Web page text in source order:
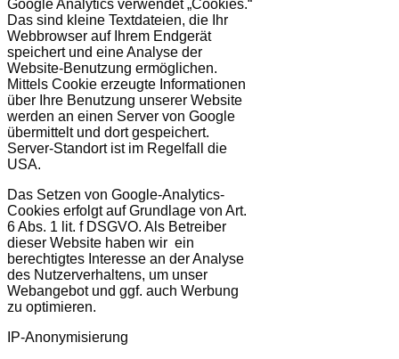
Google Analytics verwendet „Cookies.“
Das sind kleine Textdateien, die Ihr
Webbrowser auf Ihrem Endgerät
speichert und eine Analyse der
Website-Benutzung ermöglichen.
Mittels Cookie erzeugte Informationen
über Ihre Benutzung unserer Website
werden an einen Server von Google
übermittelt und dort gespeichert.
Server-Standort ist im Regelfall die
USA.
Das Setzen von Google-Analytics-
Cookies erfolgt auf Grundlage von Art.
6 Abs. 1 lit. f DSGVO. Als Betreiber
dieser Website haben wir ein
berechtigtes Interesse an der Analyse
des Nutzerverhaltens, um unser
Webangebot und ggf. auch Werbung
zu optimieren.
IP-Anonymisierung